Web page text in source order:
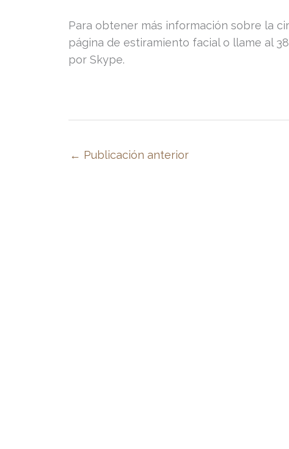
Para obtener más información sobre la
página de estiramiento facial o llame al
por Skype.
← Publicación anterior